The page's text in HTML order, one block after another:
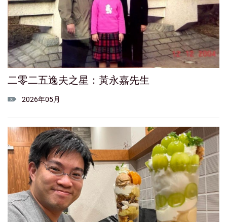
二零二五逸夫之星：黃永嘉先生
2026年05月